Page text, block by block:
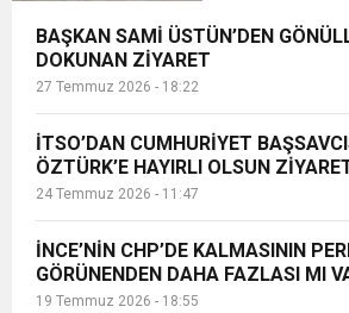
sevgi ve şefkate
kattılar...
BAŞKAN SAMİ ÜSTÜN’DEN
DOKUNAN ZİYARET
27 Temmuz 2026 - 18:22
İTSO’DAN CUMHURİYET
ÖZTÜRK’E HAYIRLI OLSUN
24 Temmuz 2026 - 11:47
İNCE’NİN CHP’DE KALMASININ
GÖRÜNENDEN DAHA FAZLASI MI
19 Temmuz 2026 - 18:55